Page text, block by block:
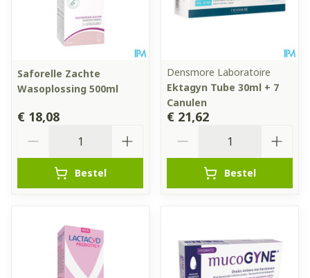
Saforelle Zachte
Wasoplossing 500ml
€ 18,08
Bestel
Densmore Laboratoire
Ektagyn Tube 30ml + 7
Canulen
€ 21,62
Bestel